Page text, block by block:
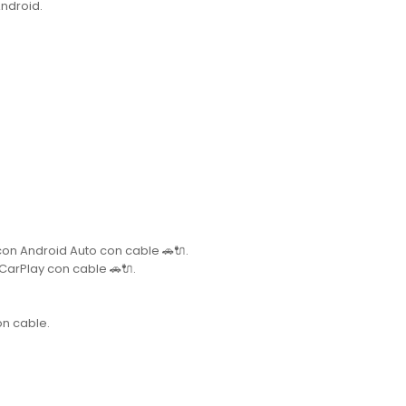
Android Auto con cable 🚗🔌.
con cable 🚗🔌.
cable.